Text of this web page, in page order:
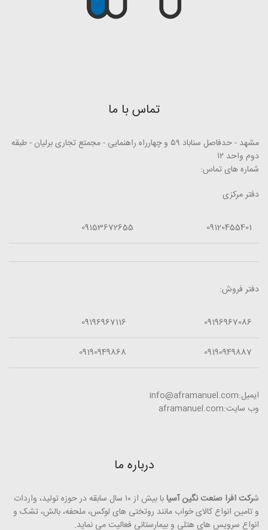
تماس با ما
مشهد - حدفاصل سناباد ۵۹ و چهارراه راهنمایی - مجمتع تجاری برلیان - طبقه
دوم واحد ۱۲
شماره های تماس:
دفتر مرکزی
09120455401
09153672655
دفتر فروش:
09196967086
09196967116
09190949887
09190949868
ایمیل:info@aframanuel.com
وب سایت:aframanuel.com
درباره ما
شرکت افرا صنعت نگین آسیا
با بیش از ۱۰ سال سابقه در حوزه تولید، واردات
و تامین انواع کالای خواب مانند روتختی­ های لوکس، ملحفه، بالش، تشک و
انواع سرویس های هتلی و بیمارستانی فعالیت می ­نماید.